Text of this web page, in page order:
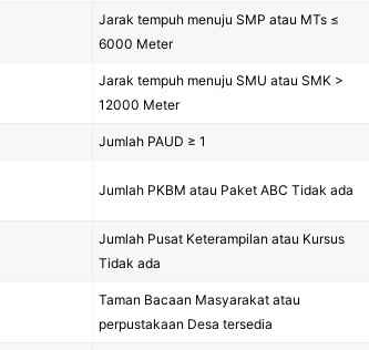
Jarak tempuh menuju SMP atau MTs ≤
6000 Meter
Jarak tempuh menuju SMU atau SMK >
12000 Meter
Jumlah PAUD ≥ 1
Jumlah PKBM atau Paket ABC Tidak ada
Jumlah Pusat Keterampilan atau Kursus
Tidak ada
Taman Bacaan Masyarakat atau
perpustakaan Desa tersedia